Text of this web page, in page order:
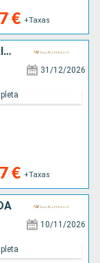
€ +Taxas
SUÍÇO, ALEMANHA, FRANÇA, REPÚBLICA DOMINICANA, HOLANDA
31/12/2026
€ +Taxas
10/11/2026